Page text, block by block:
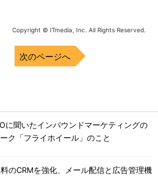
Copyright © ITmedia, Inc. All Rights Reserved.
次のページへ
に聞いたインバウンドマーケティングの
ク「フライホイール」のこと
のCRMを強化、メール配信と広告管理機